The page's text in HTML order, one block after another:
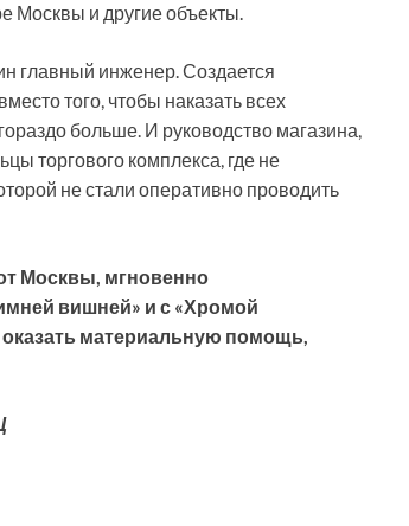
Москвы и другие объекты.
главный инженер. Создается
того, чтобы наказать всех
больше. И руководство магазина,
торгового комплекса, где не
не стали оперативно проводить
Москвы, мгновенно
вишней» и с «Хромой
материальную помощь,